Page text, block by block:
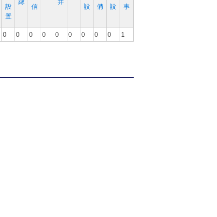
設
置
縁
信
井
設
備
設
事
0 0 0 0 0 0 0 0 0 1